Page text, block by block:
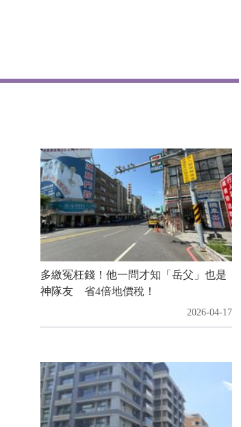
多繳冤枉錢！他一問才知「岳父」也是
神隊友 省4倍地價稅！
2026-04-17